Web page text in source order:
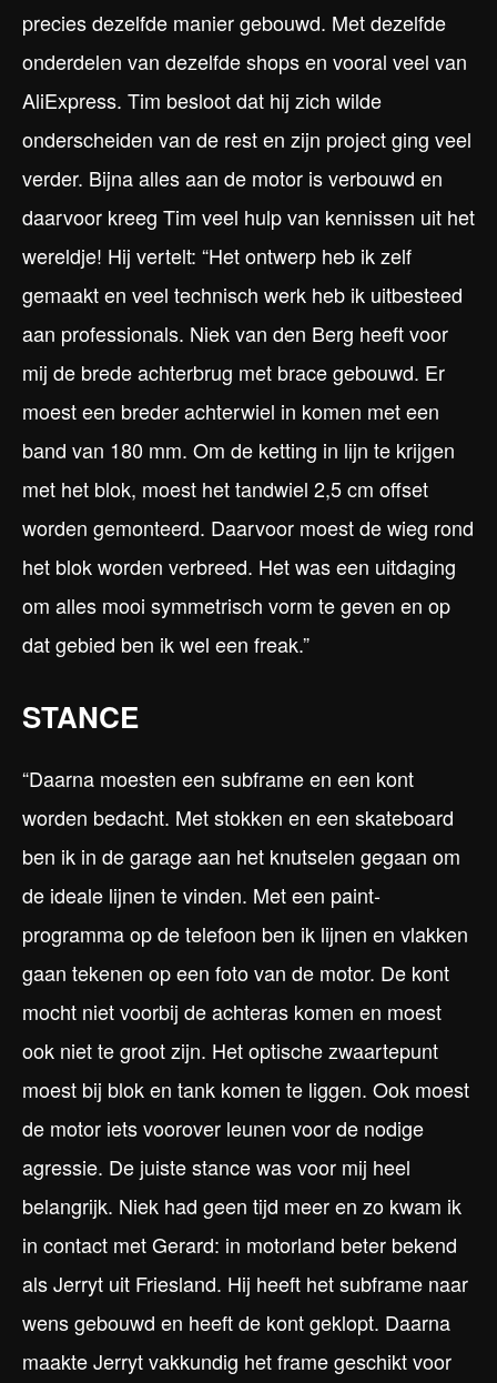
precies dezelfde manier gebouwd. Met dezelfde
onderdelen van dezelfde shops en vooral veel van
AliExpress. Tim besloot dat hij zich wilde
onderscheiden van de rest en zijn project ging veel
verder. Bijna alles aan de motor is verbouwd en
daarvoor kreeg Tim veel hulp van kennissen uit het
wereldje! Hij vertelt: “Het ontwerp heb ik zelf
gemaakt en veel technisch werk heb ik uitbesteed
aan professionals. Niek van den Berg heeft voor
mij de brede achterbrug met brace gebouwd. Er
moest een breder achterwiel in komen met een
band van 180 mm. Om de ketting in lijn te krijgen
met het blok, moest het tandwiel 2,5 cm offset
worden gemonteerd. Daarvoor moest de wieg rond
het blok worden verbreed. Het was een uitdaging
om alles mooi symmetrisch vorm te geven en op
dat gebied ben ik wel een freak.”
STANCE
“Daarna moesten een subframe en een kont
worden bedacht. Met stokken en een skateboard
ben ik in de garage aan het knutselen gegaan om
de ideale lijnen te vinden. Met een paint-
programma op de telefoon ben ik lijnen en vlakken
gaan tekenen op een foto van de motor. De kont
mocht niet voorbij de achteras komen en moest
ook niet te groot zijn. Het optische zwaartepunt
moest bij blok en tank komen te liggen. Ook moest
de motor iets voorover leunen voor de nodige
agressie. De juiste stance was voor mij heel
belangrijk. Niek had geen tijd meer en zo kwam ik
in contact met Gerard: in motorland beter bekend
als Jerryt uit Friesland. Hij heeft het subframe naar
wens gebouwd en heeft de kont geklopt. Daarna
maakte Jerryt vakkundig het frame geschikt voor